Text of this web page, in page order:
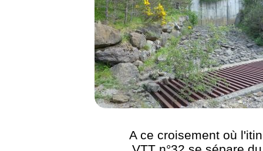
A ce croisement où